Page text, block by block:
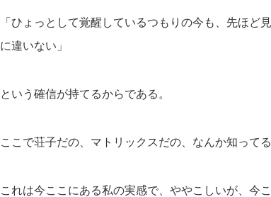
「ひょっとして覚醒しているつもりの今も、先ほ
に違いない」
という確信が持てるからである。
ここで荘子だの、マトリックスだの、なんか知って
これは今ここにある私の実感で、ややこしいが、今